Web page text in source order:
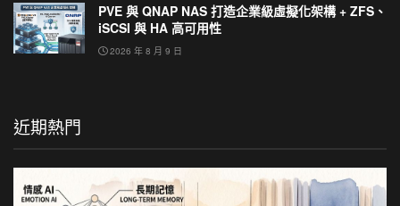
PVE 與 QNAP NAS 打造企業級虛擬化架構 + ZFS、
iSCSI 與 HA 高可用性
2026 年 8 月 9 日
近期熱門